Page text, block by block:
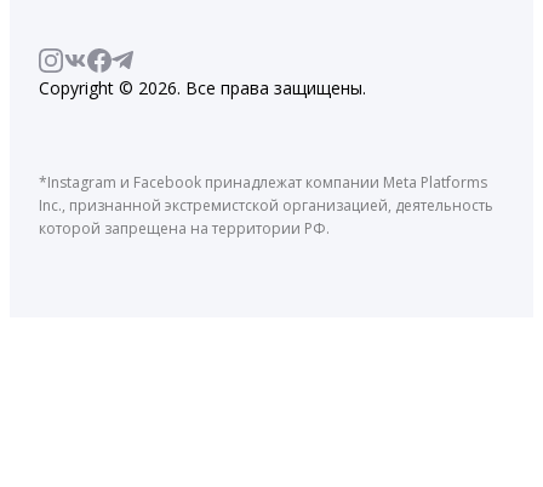
Copyright © 2026. Все права защищены.
*Instagram и Facebook принадлежат компании Meta Platforms
Inc., признанной экстремистской организацией, деятельность
которой запрещена на территории РФ.